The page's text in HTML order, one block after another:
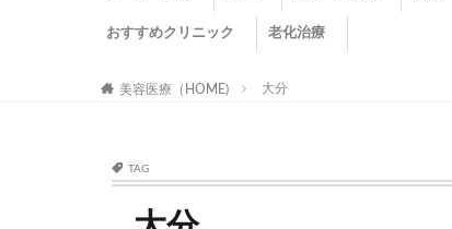
おすすめクリニック 老化治療
美容医療（HOME) 大分
TAG